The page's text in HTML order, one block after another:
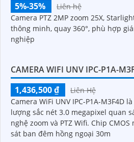
5%-35%
Liên hệ
Camera PTZ 2MP zoom 25X,
thông minh, quay 360°, phù hợp
nghiệp
CAMERA WIFI UNV IPC-P1A-
1,436,500 ₫
Liên Hệ
Camera WiFi UNV IPC-P1A-M3F4D
lượng sắc nét 3.0 megapixel quan
nghệ zoom và PTZ Wifi. Chip
sát ban đêm hồng ngoại 30m